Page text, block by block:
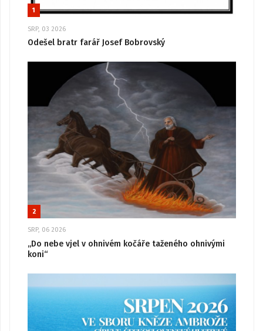
1
SRP, 03 2026
Odešel bratr farář Josef Bobrovský
2
SRP, 06 2026
„Do nebe vjel v ohnivém kočáře taženého ohnivými
koni“